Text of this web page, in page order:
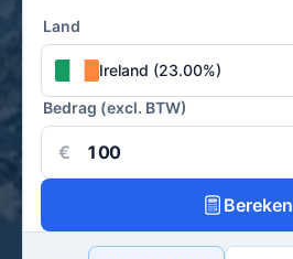
Land
Ireland (23.00%)
Bedrag (excl. BTW)
€
Bereken